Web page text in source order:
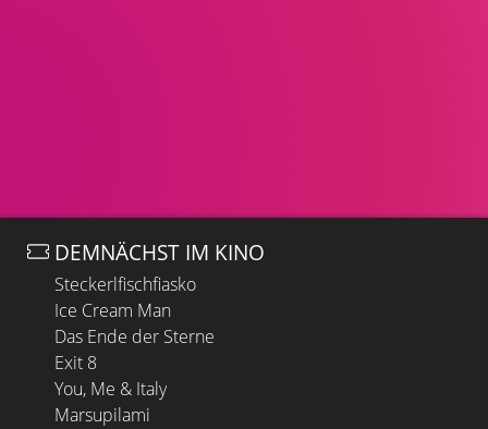
DEMNÄCHST IM KINO
Steckerlfischfiasko
Ice Cream Man
Das Ende der Sterne
Exit 8
You, Me & Italy
Marsupilami